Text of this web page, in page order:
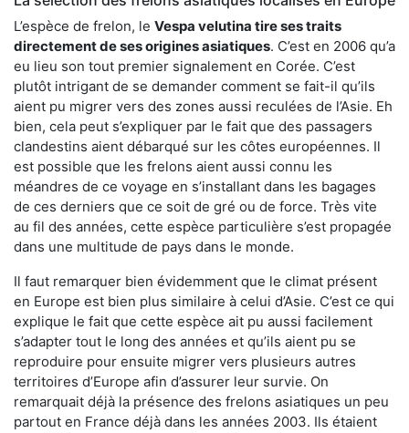
L’espèce de frelon, le Vespa velutina tire ses traits
directement de ses origines asiatiques. C’est en 2006 qu’a
eu lieu son tout premier signalement en Corée. C’est
plutôt intrigant de se demander comment se fait-il qu’ils
aient pu migrer vers des zones aussi reculées de l’Asie. Eh
bien, cela peut s’expliquer par le fait que des passagers
clandestins aient débarqué sur les côtes européennes. Il
est possible que les frelons aient aussi connu les
méandres de ce voyage en s’installant dans les bagages
de ces derniers que ce soit de gré ou de force. Très vite
au fil des années, cette espèce particulière s’est propagée
dans une multitude de pays dans le monde.
Il faut remarquer bien évidemment que le climat présent
en Europe est bien plus similaire à celui d’Asie. C’est ce qui
explique le fait que cette espèce ait pu aussi facilement
s’adapter tout le long des années et qu’ils aient pu se
reproduire pour ensuite migrer vers plusieurs autres
territoires d’Europe afin d’assurer leur survie. On
remarquait déjà la présence des frelons asiatiques un peu
partout en France déjà dans les années 2003. Ils étaient